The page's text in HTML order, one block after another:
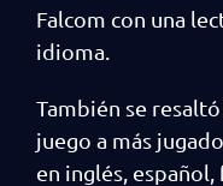
Falcom con una
idioma.
También se
juego a más
en inglés, español,